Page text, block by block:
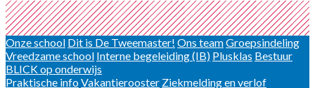
Onze school Dit is De Tweemaster! Ons teamGroepsindeling
Vreedzame school Interne begeleiding (IB) Plusklas Bestuur
BLICK op onderwijs
Praktische infoVakantierooster Ziekmelding en verlof